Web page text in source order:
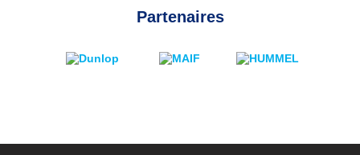
Partenaires